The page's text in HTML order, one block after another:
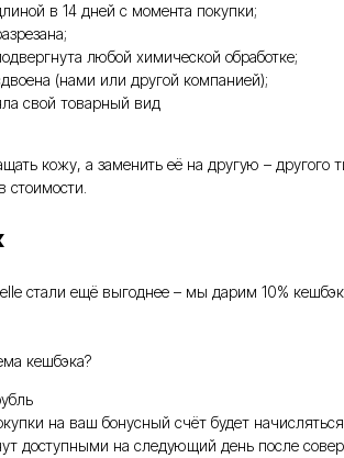
в 14 дней с момента покупки;
любой химической обработке;
(нами или другой компанией);
свой товарный вид
кожу, а заменить её на другую – другого
стоимости.
стали ещё выгоднее – мы дарим 10%
кешбэка?
на ваш бонусный счёт будет
доступными на следующий день после